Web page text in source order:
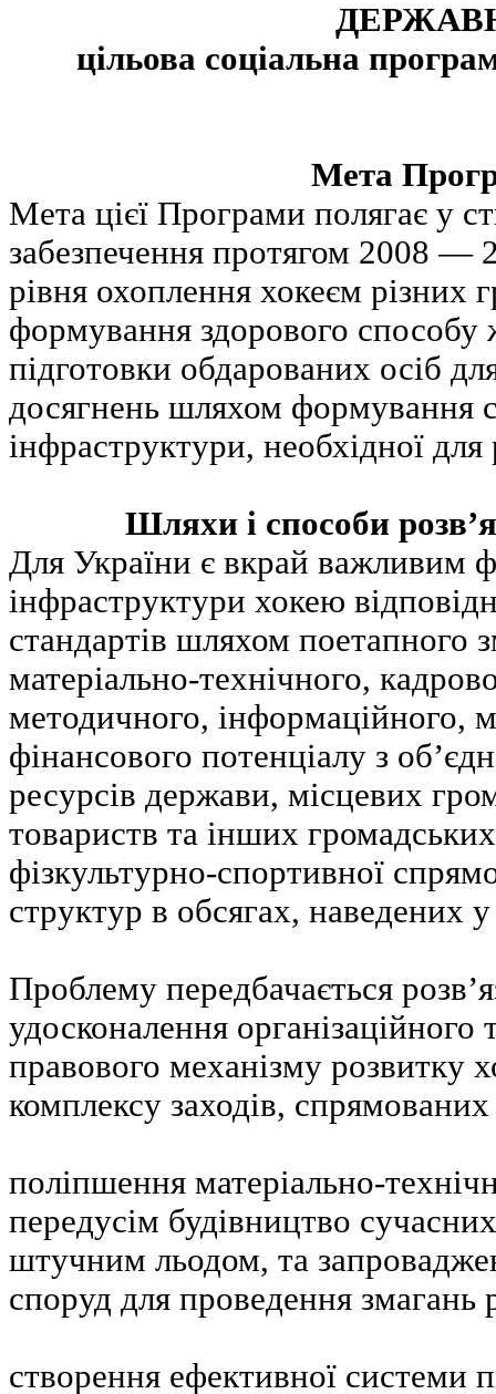
цільова соціальна
Мета
Мета цієї Програми полягає у
забезпечення протягом 2008 —
рівня охоплення хокеєм різних
формування здорового способу
підготовки обдарованих осіб
досягнень шляхом формування
інфраструктури, необхідної
Шляхи і способи
Для України є вкрай важливим
інфраструктури хокею
стандартів шляхом поетапного
матеріально-технічного,
методичного, інформаційного,
фінансового потенціалу з
ресурсів держави, місцевих
товариств та інших громадських
фізкультурно-спортивної
структур в обсягах, наведених
Проблему передбачається
удосконалення
правового механізму розвитку
комплексу заходів,
поліпшення матеріально-
передусім будівництво
штучним льодом, та
споруд для проведення змагань
створення ефективної системи